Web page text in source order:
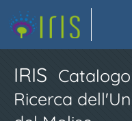
IRIS
Ricerca